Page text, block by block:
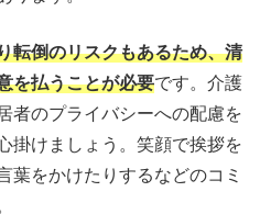
転倒のリスクもあるため、清
を払うことが必要です。介護
者のプライバシーへの配慮を
掛けましょう。笑顔で挨拶を
葉をかけたりするなどのコミ